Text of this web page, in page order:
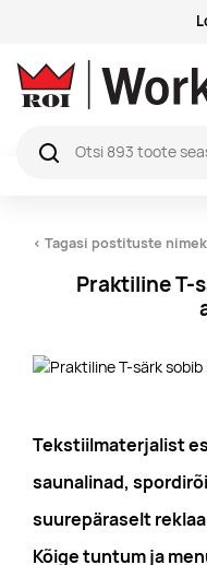
< Tagasi postituste
Praktiline T-
Tekstiilmaterjalist
saunalinad,
suurepäraselt
Kõige tuntum ja